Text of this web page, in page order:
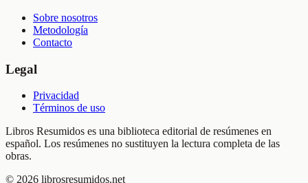
Sobre nosotros
Metodología
Contacto
Legal
Privacidad
Términos de uso
Libros Resumidos es una biblioteca editorial de resúmenes en
español. Los resúmenes no sustituyen la lectura completa de las
obras.
© 2026 librosresumidos.net